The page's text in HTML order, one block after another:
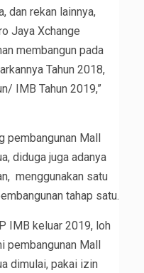
dan rekan lainnya,
Jaya Xchange
membangun pada
Tahun 2018,
IMB Tahun 2019,”
pembangunan Mall
diduga juga adanya
menggunakan satu
tahap satu.
IMB keluar 2019, loh
pembangunan Mall
dimulai, pakai izin